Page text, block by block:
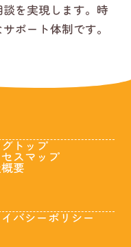
を実現します。時
ポート体制です。
トップ
スマップ
要
バシーポリシー